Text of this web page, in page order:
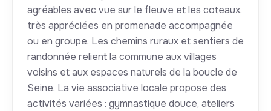
agréables avec vue sur le fleuve et les coteaux,
très appréciées en promenade accompagnée
ou en groupe. Les chemins ruraux et sentiers de
randonnée relient la commune aux villages
voisins et aux espaces naturels de la boucle de
Seine. La vie associative locale propose des
activités variées : gymnastique douce, ateliers